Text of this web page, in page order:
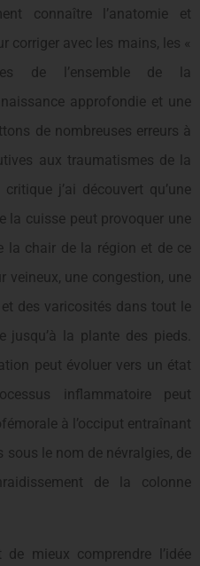
connaître l’anatomie et
corriger avec les mains, les «
de l’ensemble de la
approfondie et une
de nombreuses erreurs à
aux traumatismes de la
j’ai découvert qu’une
la cuisse peut provoquer une
la chair de la région et de ce
veineux, une congestion, une
des varicosités dans tout le
jusqu’à la plante des pieds.
peut évoluer vers un état
inflammatoire peut
à l’occiput entraînant
sous le nom de névralgies, de
de la colonne
mieux comprendre l’idée